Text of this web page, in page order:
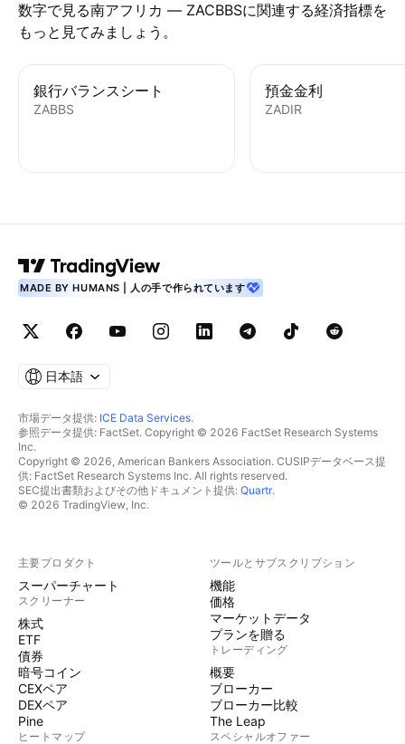
数字で見る南アフリカ — ZACBBSに関連する経済指標を
もっと見てみましょう。
銀行バランスシート
ZABBS
預金金利
ZADIR
MADE BY HUMANS | 人の手で作られています
日本語
市場データ提供: ICE Data Services.
参照データ提供: FactSet. Copyright © 2026 FactSet Research Systems
Inc.
Copyright © 2026, American Bankers Association. CUSIPデータベース提
供: FactSet Research Systems Inc. All rights reserved.
SEC提出書類およびその他ドキュメント提供: Quartr.
© 2026 TradingView, Inc.
主要プロダクト
スーパーチャート
スクリーナー
株式
ETF
債券
暗号コイン
CEXペア
DEXペア
Pine
ヒートマップ
ツールとサブスクリプション
機能
価格
マーケットデータ
プランを贈る
トレーディング
概要
ブローカー
ブローカー比較
The Leap
スペシャルオファー